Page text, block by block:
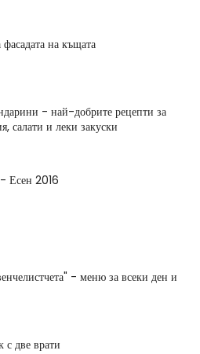
на къщата
- най-добрите рецепти за
салати и леки закуски
Есен 2016
- меню за всеки ден и
с две врати